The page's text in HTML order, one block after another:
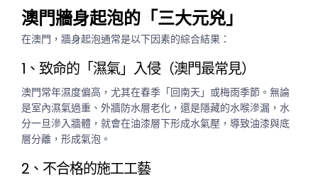
澳門牆身起泡的「三大元兇」
在澳門，牆身起泡通常是以下因素的綜合結果：
1、致命的「濕氣」入侵（澳門最常見）
澳門常年濕度偏高，尤其在春季「回南天」或梅雨季節。無論
是室內濕氣過重、外牆防水層老化，還是隱藏的水喉滲漏，水
分一旦滲入牆體，就會在油漆層下形成水氣壓，導致油漆與底
層分離，形成氣泡。
2、不合格的施工工藝